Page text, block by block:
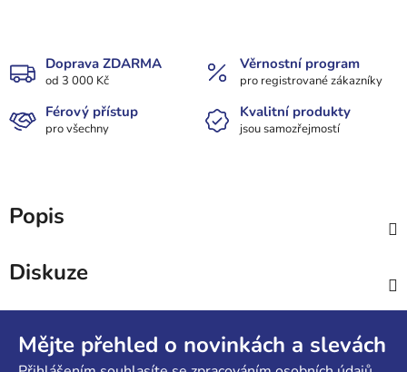
Doprava ZDARMA
od 3 000 Kč
Věrnostní program
pro registrované zákazníky
Férový přístup
pro všechny
Kvalitní produkty
jsou samozřejmostí
Popis
Diskuze
Mějte přehled o novinkách a slevách